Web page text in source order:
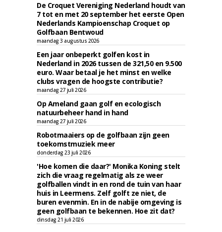
De Croquet Vereniging Nederland houdt van
7 tot en met 20 september het eerste Open
Nederlands Kampioenschap Croquet op
Golfbaan Bentwoud
maandag 3 augustus 2026
Een jaar onbeperkt golfen kost in
Nederland in 2026 tussen de 321,50 en 9.500
euro. Waar betaal je het minst en welke
clubs vragen de hoogste contributie?
maandag 27 juli 2026
Op Ameland gaan golf en ecologisch
natuurbeheer hand in hand
maandag 27 juli 2026
Robotmaaiers op de golfbaan zijn geen
toekomstmuziek meer
donderdag 23 juli 2026
'Hoe komen die daar?' Monika Koning stelt
zich die vraag regelmatig als ze weer
golfballen vindt in en rond de tuin van haar
huis in Leermens. Zelf golft ze niet, de
buren evenmin. En in de nabije omgeving is
geen golfbaan te bekennen. Hoe zit dat?
dinsdag 21 juli 2026